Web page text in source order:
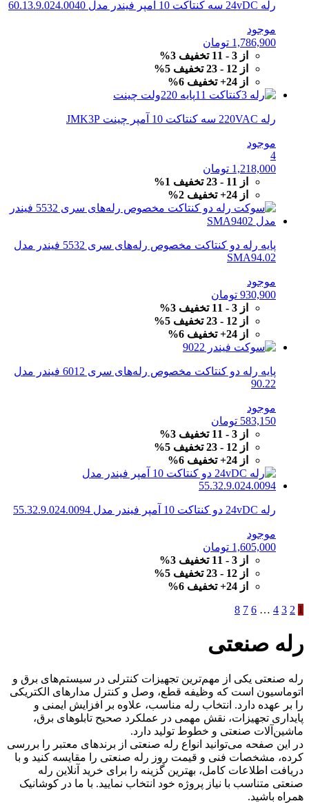
رله 24vDC سه کنتاکت 10 آمپر فیندر مدل 60.13.9.024.0040
موجود
1,786,900 تومان
از 3 - 11 تخفیف 3%
از 12 - 23 تخفیف 5%
از 24+ تخفیف 6%
رله 220VAC سه کنتاکت 10 آمپر چینت JMK3P
موجود
4
1,218,000 تومان
از 11 - 23 تخفیف 1%
از 24+ تخفیف 2%
پایه رله دو کنتاکت مخصوص رله‌های سری 5532 فیندر مدل
SMA94.02
موجود
930,900 تومان
از 3 - 11 تخفیف 3%
از 12 - 23 تخفیف 5%
از 24+ تخفیف 6%
پایه رله دو کنتاکت مخصوص رله‌های سری 6012 فیندر مدل
90.22
موجود
583,150 تومان
از 3 - 11 تخفیف 3%
از 12 - 23 تخفیف 5%
از 24+ تخفیف 6%
رله 24vDC دو کنتاکت 10 آمپر فیندر مدل 55.32.9.024.0094
موجود
1,605,000 تومان
از 3 - 11 تخفیف 3%
از 12 - 23 تخفیف 5%
از 24+ تخفیف 6%
1
2
3
4
…
6
7
8
رله صنعتی
رله صنعتی یکی از مهم‌ترین تجهیزات کنترلی در سیستم‌های برق و
اتوماسیون است که وظیفه قطع، وصل و کنترل مدارهای الکتریکی
را بر عهده دارد. انتخاب رله مناسب، علاوه بر افزایش ایمنی و
پایداری تجهیزات، نقش مهمی در عملکرد صحیح تابلوهای برق،
ماشین‌آلات صنعتی و خطوط تولید دارد.
در این صفحه می‌توانید انواع رله صنعتی از برندهای معتبر را بررسی
کرده، مشخصات فنی و قیمت روز رله صنعتی را مقایسه کنید و با
دریافت اطلاعات کامل، بهترین گزینه را برای خرید آنلاین رله
صنعتی متناسب با نیاز پروژه خود انتخاب نمایید. با ما در کوشانیک
همراه باشید.